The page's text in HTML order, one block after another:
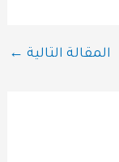
المقالة التالية ←